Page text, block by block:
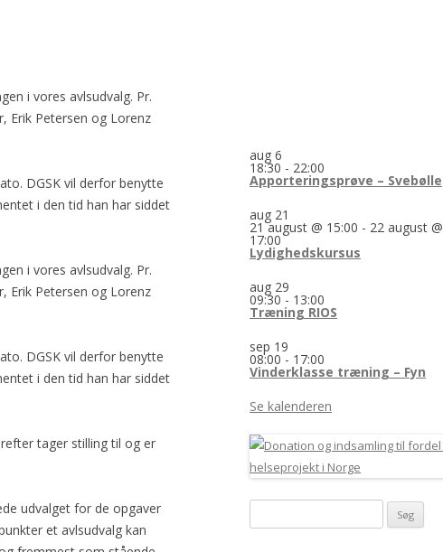
GORDON SETTER
i vores avlsudvalg. Pr.
Erik Petersen og Lorenz
DGSK vil derfor benytte
i den tid han har siddet
i vores avlsudvalg. Pr.
Erik Petersen og Lorenz
DGSK vil derfor benytte
i den tid han har siddet
tager stilling til og er
udvalget for de opgaver
et avlsudvalg kan
aug 6
18:30 - 22:00
Apporteringsprøve – Svebølle
aug 21
21 august @ 15:00 - 22 august @
17:00
Lydighedskursus
aug 29
09:30 - 13:00
Træning RIOS
sep 19
08:00 - 17:00
Vinderklasse træning – Fyn
Se kalenderen
efter: